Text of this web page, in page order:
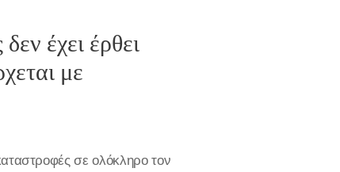
έχει έρθει
με
σε ολόκληρο τον